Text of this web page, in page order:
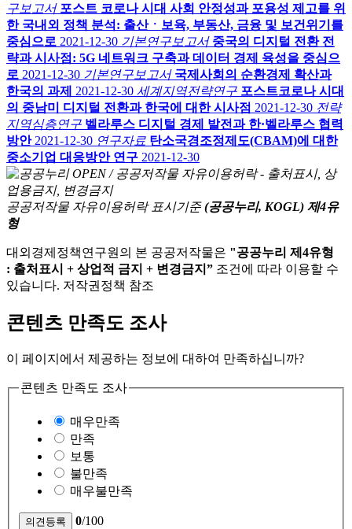
구보고서 포스트 코로나 시대 사회 안정성과 포용성 제고를 위
한 국내외 정책 분석: 출산ㆍ보육, 부동산, 금융 및 보건위기를
중심으로 2021-12-30 기본연구보고서 중국의 디지털 전환 전
략과 시사점: 5G 네트워크 구축과 데이터 경제 육성을 중심으
로 2021-12-30 기본연구보고서 국제사회의 순환경제 확산과
한국의 과제
2021-12-30 세계지역전략연구 포스트코로나 시대
의 중남미 디지털 전환과 한국에 대한 시사점 2021-12-30 전략
지역심층연구 벨라루스 디지털 경제 발전과 한·벨라루스 협력
방안 2021-12-30 연구자료 탄소국경조정제도(CBAM)에 대한
중소기업 대응방안 연구 2021-12-30
공공저작물 자유이용허락 표시기준 (공공누리, KOGL) 제4유
형
대외경제정책연구원의 본 공공저작물은 "공공누리 제4유형
: 출처표시 + 상업적 금지 + 변경금지” 조건에 따라 이용할 수
있습니다. 저작권정책 참조
콘텐츠 만족도 조사
이 페이지에서 제공하는 정보에 대하여 만족하십니까?
콘텐츠 만족도 조사
매우만족
만족
보통
불만족
매우불만족
0/100